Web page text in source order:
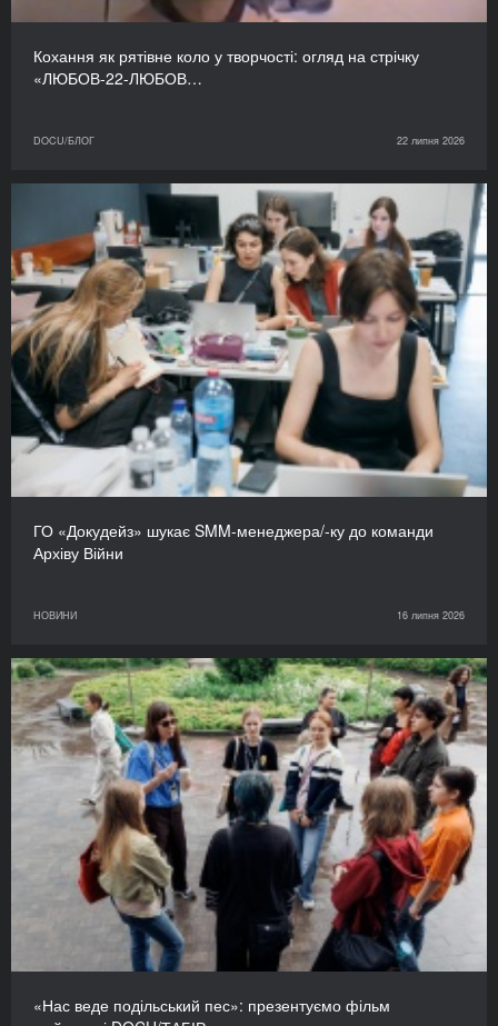
Кохання як рятівне коло у творчості: огляд на стрічку
«ЛЮБОВ-22-ЛЮБОВ…
DOCU/БЛОГ 22 липня 2026
ГО «Докудейз» шукає SMM-менеджера/-ку до команди
Архіву Війни
НОВИНИ 16 липня 2026
«Нас веде подільський пес»: презентуємо фільм